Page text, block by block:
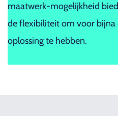
maatwerk-mogelijkheid
de flexibiliteit om voor bijna
oplossing te hebben.